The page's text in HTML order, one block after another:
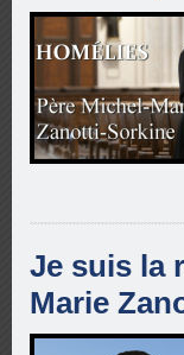
Je suis la
Marie